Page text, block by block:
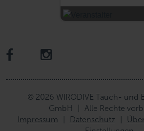
© 2026 WIRODIVE Tauch- und
GmbH
Alle Rechte
Impressum
Datenschutz